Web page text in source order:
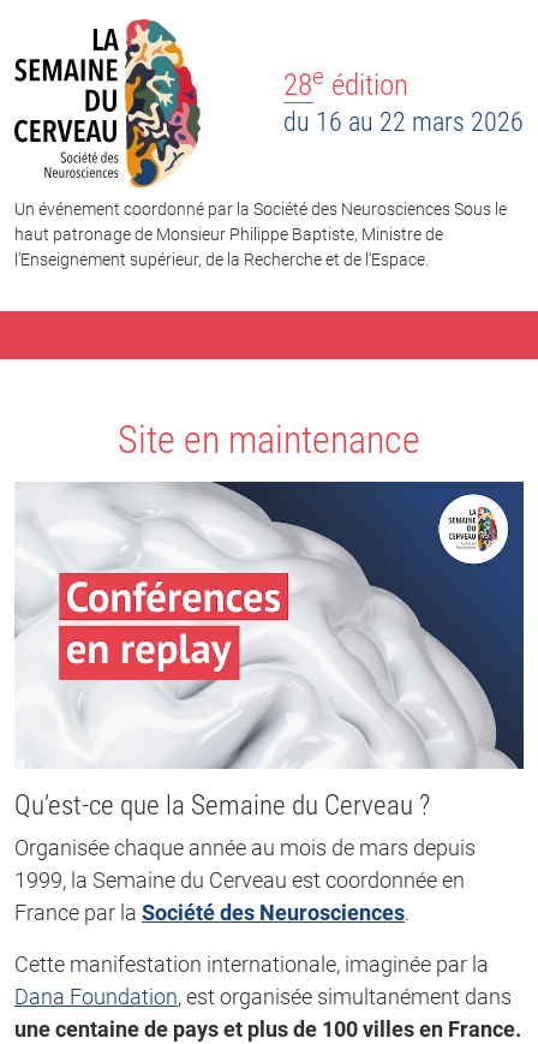
28e édition
du 16 au 22 mars 2026
Un événement coordonné par la Société des Neurosciences Sous le
haut patronage de Monsieur Philippe Baptiste, Ministre de
l’Enseignement supérieur, de la Recherche et de l'Espace.
Site en maintenance
Qu’est-ce que la Semaine du Cerveau ?
Organisée chaque année au mois de mars depuis
1999, la Semaine du Cerveau est coordonnée en
France par la Société des Neurosciences.
Cette manifestation internationale, imaginée par la
Dana Foundation, est organisée simultanément dans
une centaine de pays et plus de 100 villes en France.